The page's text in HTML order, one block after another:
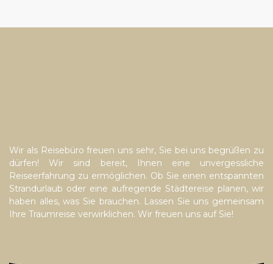
Wir als Reisebüro freuen uns sehr, Sie bei uns begrüßen zu
dürfen! Wir sind bereit, Ihnen eine unvergessliche
Reiseerfahrung zu ermöglichen. Ob Sie einen entspannten
Strandurlaub oder eine aufregende Städtereise planen, wir
haben alles, was Sie brauchen. Lassen Sie uns gemeinsam
Ihre Traumreise verwirklichen. Wir freuen uns auf Sie!